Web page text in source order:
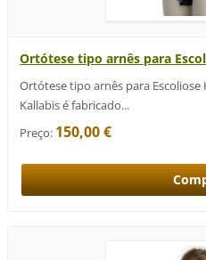
Ortótese tipo arnês para
Ortótese tipo arnês para
Kallabis é fabricado...
Preço: 150,00 €